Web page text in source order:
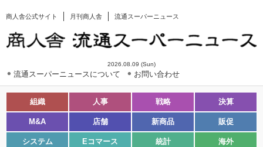
商人舎公式サイト 月刊商人舎 流通スーパーニュース
2026.08.09 (Sun)
流通スーパーニュースについて お問い合わせ
組織 人事 戦略 決算
M&A 店舗 新商品 販促
システム Eコマース 統計 海外